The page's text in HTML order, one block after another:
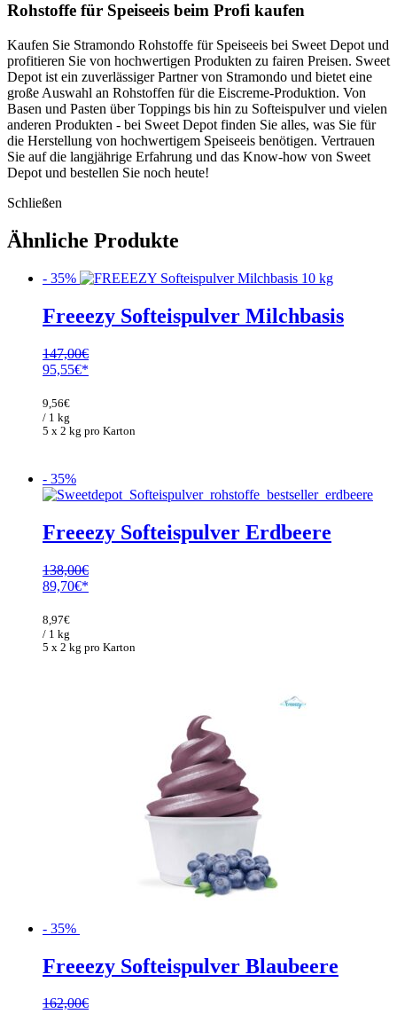
Rohstoffe für Speiseeis beim Profi kaufen
Kaufen Sie Stramondo Rohstoffe für Speiseeis bei Sweet Depot und
profitieren Sie von hochwertigen Produkten zu fairen Preisen. Sweet
Depot ist ein zuverlässiger Partner von Stramondo und bietet eine
große Auswahl an Rohstoffen für die Eiscreme-Produktion. Von
Basen und Pasten über Toppings bis hin zu Softeispulver und vielen
anderen Produkten - bei Sweet Depot finden Sie alles, was Sie für
die Herstellung von hochwertigem Speiseeis benötigen. Vertrauen
Sie auf die langjährige Erfahrung und das Know-how von Sweet
Depot und bestellen Sie noch heute!
Schließen
Ähnliche Produkte
- 35%
Freeezy Softeispulver Milchbasis
147,00€
Ursprünglicher
war:
147,00€
95,55€
5 x 2 kg pro Karton
9,56€
/ 1 kg
- 35%
Freeezy Softeispulver Erdbeere
138,00€
Ursprünglicher
war:
138,00€
89,70€
5 x 2 kg pro Karton
8,97€
/ 1 kg
- 35%
Freeezy Softeispulver Blaubeere
162,00€